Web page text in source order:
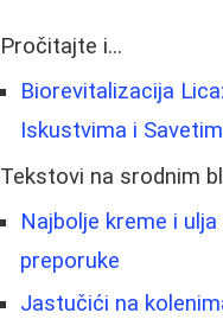
Pročitajte i...
Biorevitalizacija
Iskustvima i
Tekstovi na srodnim
Najbolje kreme i
preporuke
Jastučići na